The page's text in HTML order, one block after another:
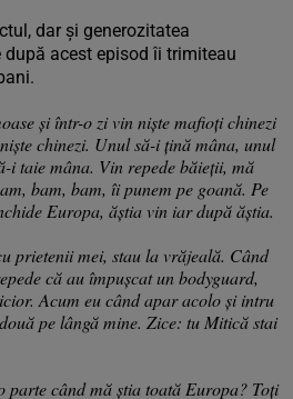
dar și generozitatea
acest episod îi trimiteau
și într-o zi vin niște mafioți chinezi
chinezi. Unul să-i țină mâna, unul
i taie mâna. Vin repede băieții, mă
bam, bam, îi punem pe goană. Pe
Europa, ăștia vin iar după ăștia.
prietenii mei, stau la vrăjeală. Când
că au împușcat un bodyguard,
Acum eu când apar acolo și intru
pe lângă mine. Zice: tu Mitică stai
parte când mă știa toată Europa? Toți